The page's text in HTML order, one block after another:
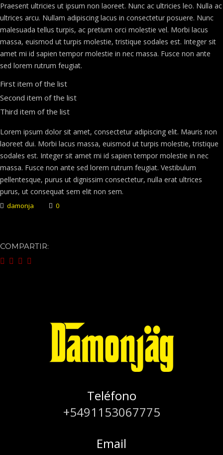
Praesent ultricies ut ipsum non laoreet. Nunc ac ultricies leo. Nulla ac
ultrices arcu. Nullam adipiscing lacus in consectetur posuere. Nunc
malesuada tellus turpis, ac pretium orci molestie vel. Morbi lacus
massa, euismod ut turpis molestie, tristique sodales est. Integer sit
amet mi id sapien tempor molestie in nec massa. Fusce non ante
sed lorem rutrum feugiat.
First item of the list
Second item of the list
Third item of the list
Lorem ipsum dolor sit amet, consectetur adipiscing elit. Mauris non
laoreet dui. Morbi lacus massa, euismod ut turpis molestie, tristique
sodales est. Integer sit amet mi id sapien tempor molestie in nec
massa. Fusce non ante sed lorem rutrum feugiat. Vestibulum
pellentesque, purus ut dignissim consectetur, nulla erat ultrices
purus, ut consequat sem elit non sem.
damonja 0
COMPARTIR:
Teléfono
+5491153067775
Email